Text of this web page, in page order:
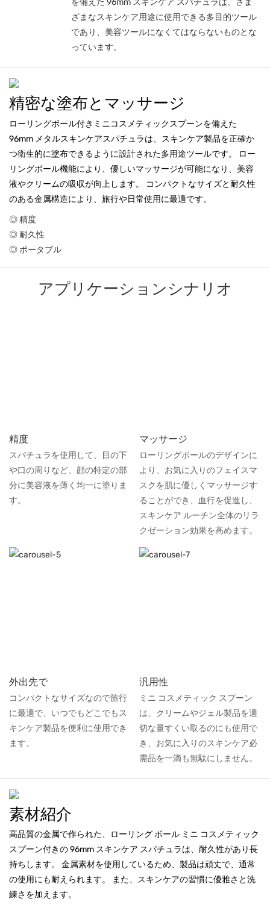
を備えた 96mm スキンケア スパチュラは、さま
ざまなスキンケア用途に使用できる多目的ツール
であり、美容ツールになくてはならないものとな
っています。
精密な塗布とマッサージ
ローリングボール付きミニコスメティックスプーンを備えた
96mm メタルスキンケアスパチュラは、スキンケア製品を正確か
つ衛生的に塗布できるように設計された多用途ツールです。 ロー
リングボール機能により、優しいマッサージが可能になり、美容
液やクリームの吸収が向上します。 コンパクトなサイズと耐久性
のある金属構造により、旅行や日常使用に最適です。
◎ 精度
◎ 耐久性
◎ ポータブル
アプリケーションシナリオ
精度
スパチュラを使用して、目の下
や口の周りなど、顔の特定の部
分に美容液を薄く均一に塗りま
す。
マッサージ
ローリングボールのデザインに
より、お気に入りのフェイスマ
スクを肌に優しくマッサージす
ることができ、血行を促進し、
スキンケア ルーチン全体のリラ
クゼーション効果を高めます。
外出先で
コンパクトなサイズなので旅行
に最適で、いつでもどこでもス
キンケア製品を便利に使用でき
ます。
汎用性
ミニ コスメティック スプーン
は、クリームやジェル製品を適
切な量すくい取るのにも使用で
き、お気に入りのスキンケア必
需品を一滴も無駄にしません。
素材紹介
高品質の金属で作られた、ローリング ボール ミニ コスメティック
スプーン付きの 96mm スキンケア スパチュラは、耐久性があり長
持ちします。 金属素材を使用しているため、製品は頑丈で、通常
の使用にも耐えられます。 また、スキンケアの習慣に優雅さと洗
練さを加えます。